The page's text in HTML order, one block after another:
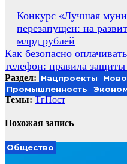
Навигация
по
записям
Конкурс «Лучшая
перезапущен: на
млрд рублей
Как безопасно
телефон: правила
Раздел: Нацпроекты
Промышленность
Темы: ТгПост
Похожая запись
Общество